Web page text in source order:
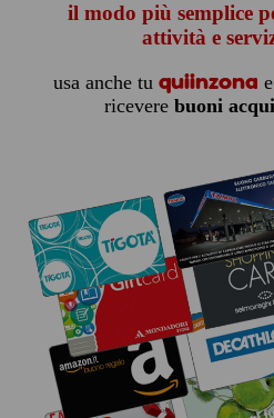
il modo più semplice
attività e
usa anche tu quiinzona e
ricevere buoni